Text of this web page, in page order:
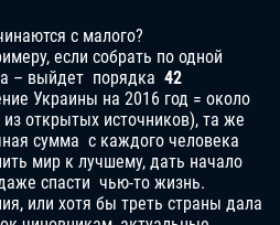
с малого?
если собрать по одной
– выйдет порядка 42
Украины на 2016 год = около
открытых источников), та же
сумма с каждого человека
мир к лучшему, дать начало
спасти чью-то жизнь.
или хотя бы треть страны дала